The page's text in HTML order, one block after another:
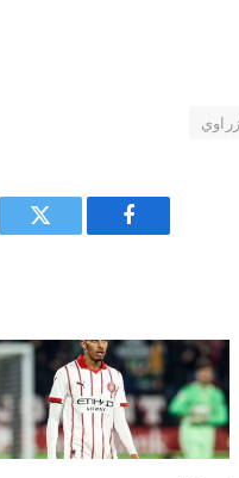
فيسبوك
تويتر